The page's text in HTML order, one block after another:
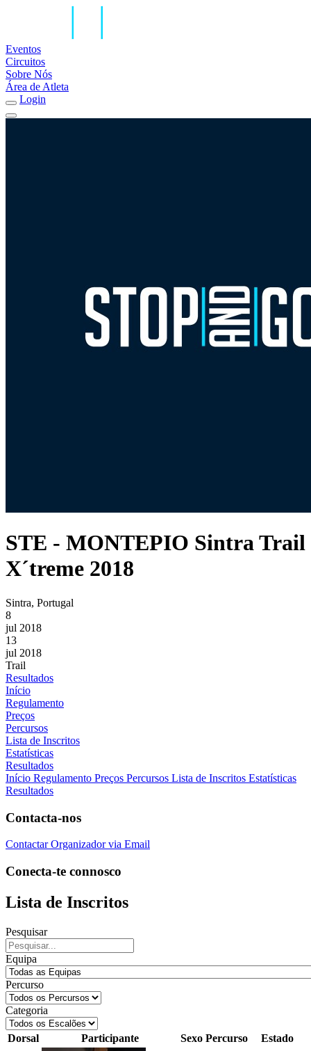
Eventos
Circuitos
Sobre Nós
Área de Atleta
Login
STE - MONTEPIO Sintra Trail
X´treme 2018
Sintra, Portugal
8
jul 2018
13
jul 2018
Trail
Resultados
Início
Regulamento
Preços
Percursos
Lista de Inscritos
Estatísticas
Resultados
Início Regulamento Preços Percursos Lista de Inscritos Estatísticas
Resultados
Contacta-nos
Contactar Organizador via Email
Conecta-te connosco
Lista de Inscritos
Pesquisar
Equipa
Percurso
Categoria
Dorsal Participante Sexo Percurso Estado